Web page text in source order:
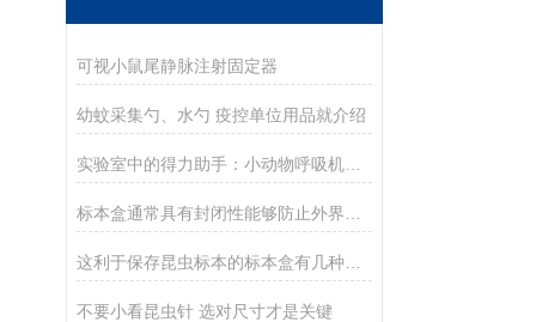
可视小鼠尾静脉注射固定器
幼蚊采集勺、水勺 疫控单位用品就介绍
实验室中的得力助手：小动物呼吸机在科研中的应用
不要小看昆虫针 选对尺寸才是关键